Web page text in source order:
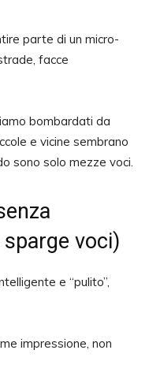
parte di un micro-
facce
bombardati da
e vicine sembrano
sono solo mezze voci.
voci)
e “pulito”,
impressione, non